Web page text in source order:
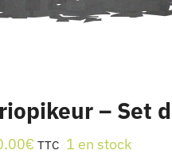
– Set
€ TTC 1 en stock